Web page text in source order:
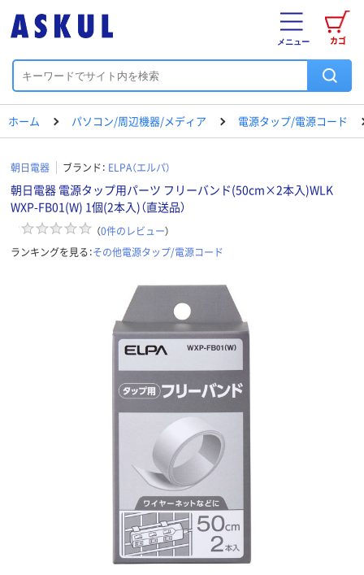
カゴ
メニュー
ホーム パソコン/周辺機器/メディア 電源タップ/電源コード
朝日電器 ブランド： ELPA（エルパ）
朝日電器 電源タップ用パーツ フリーバンド(50cm×2本入)WLK
WXP-FB01(W) 1個(2本入)（直送品）
（0件のレビュー）
ランキングを見る：その他電源タップ/電源コード